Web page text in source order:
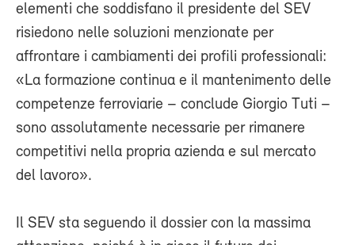
elementi che soddisfano il presidente del SEV
risiedono nelle soluzioni menzionate per
affrontare i cambiamenti dei profili professionali:
«La formazione continua e il mantenimento delle
competenze ferroviarie – conclude Giorgio Tuti –
sono assolutamente necessarie per rimanere
competitivi nella propria azienda e sul mercato
del lavoro».
Il SEV sta seguendo il dossier con la massima